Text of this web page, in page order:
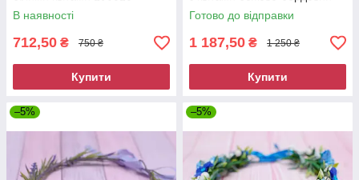
В наявності
712,50 ₴ 750 ₴
Купити
760
Готово до відправки
1 187,50 ₴ 1 250 ₴
Купити
–5% –5%